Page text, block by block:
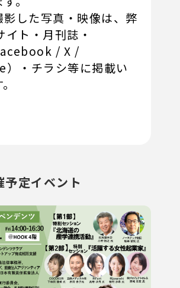
影した写真・映像は、弊
ト・月刊誌・
/ X /
・チラシ等に掲載い
予定イベント